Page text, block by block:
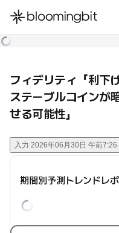
한국어
フィデリティ「利下
ステーブルコインが
せる可能性」
入力 2026年06月30日 午前7:26
期間別予測トレンドレ